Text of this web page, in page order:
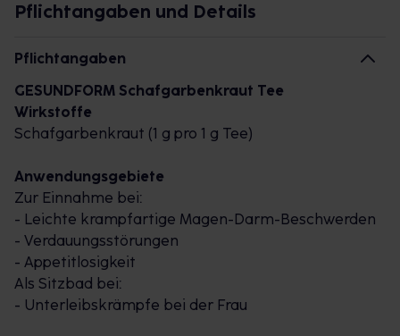
Pflichtangaben und Details
Pflichtangaben
GESUNDFORM Schafgarbenkraut Tee
Wirkstoffe
Schafgarbenkraut (1 g pro 1 g Tee)
Anwendungsgebiete
Zur Einnahme bei:
- Leichte krampfartige Magen-Darm-Beschwerden
- Verdauungsstörungen
- Appetitlosigkeit
Als Sitzbad bei:
- Unterleibskrämpfe bei der Frau